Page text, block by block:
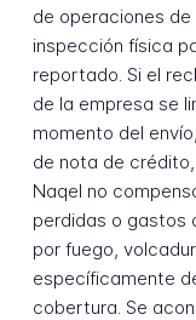
de operaciones
inspección física
reportado. Si el
de la empresa se
momento del
de nota de
Naqel no
perdidas o gastos
por fuego,
específicamente
cobertura. Se